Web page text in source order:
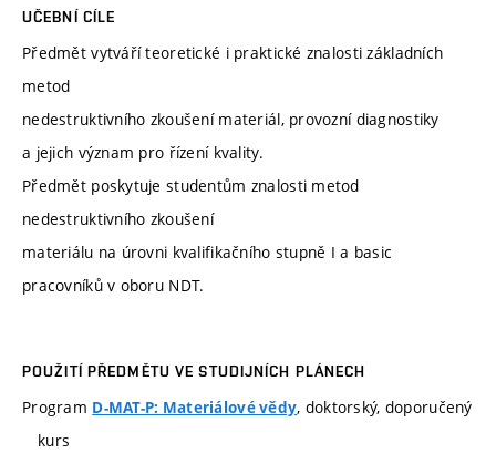
UČEBNÍ CÍLE
Předmět vytváří teoretické i praktické znalosti základních
metod
nedestruktivního zkoušení materiál, provozní diagnostiky
a jejich význam pro řízení kvality.
Předmět poskytuje studentům znalosti metod
nedestruktivního zkoušení
materiálu na úrovni kvalifikačního stupně I a basic
pracovníků v oboru NDT.
POUŽITÍ PŘEDMĚTU VE STUDIJNÍCH PLÁNECH
Program D-MAT-P: Materiálové vědy, doktorský, doporučený
kurs